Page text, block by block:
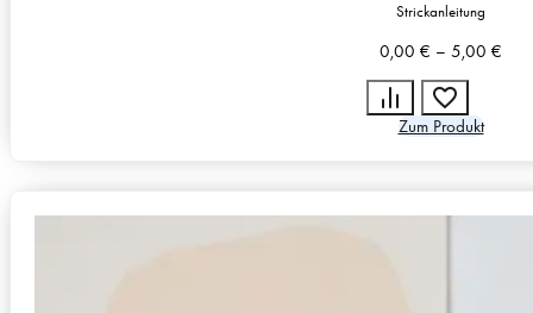
Strickanleitung
0,00 € – 5,00 €
Zum Produkt